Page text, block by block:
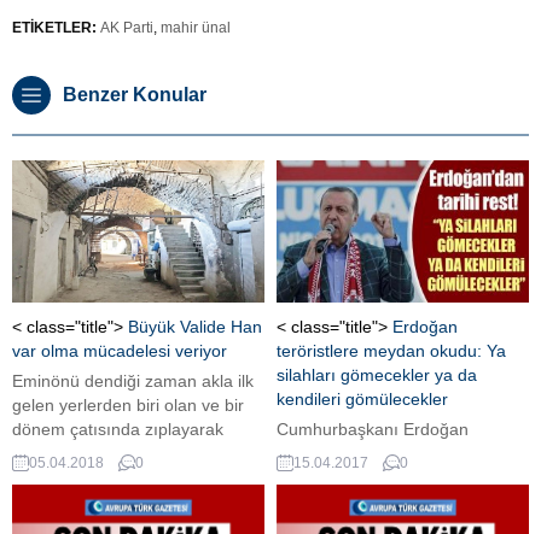
ETİKETLER: AK Parti, mahir ünal
Benzer Konular
< class="title"> Büyük Valide Han
var olma mücadelesi veriyor
Eminönü dendiği zaman akla ilk
gelen yerlerden biri olan ve bir
dönem çatısında zıplayarak
fotoğraf çektirenlerle gündeme
gelen Büyük Valide Han var olma
mücadelesi veriyor
05.04.2018 0
< class="title"> Erdoğan
teröristlere meydan okudu: Ya
silahları gömecekler ya da
kendileri gömülecekler
Cumhurbaşkanı Erdoğan
Ümraniye mitinginde terör
örgütlerine resti çekerek, 'Ya
silahlarını gömecekler ya da
ülkeyi terk edecekler' dedi.
15.04.2017 0